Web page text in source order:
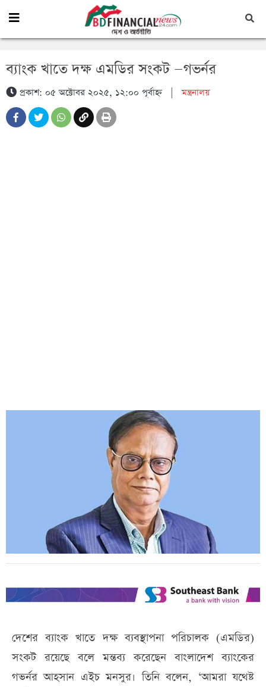
ব্যাংক খাতে দক্ষ এমডির সংকট —গভর্নর
প্রকাশ: ০৫ অক্টোবর ২০২৫, ১২:০০ পূর্বাহ্ন|মন্ত্রনালয়
দেশের ব্যাংক খাতে দক্ষ ব্যবস্থাপনা পরিচালক (এমডির)
সংকট রয়েছে বলে মন্তব্য করেছেন বাংলাদেশ ব্যাংকের
গভর্নর আহসান এইচ মনসুর। তিনি বলেন, ‘আমরা যথেষ্ট